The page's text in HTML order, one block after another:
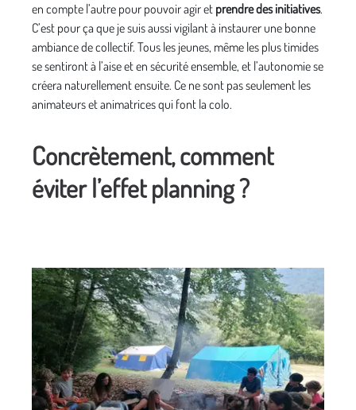
en compte l’autre pour pouvoir agir et prendre des initiatives.
C’est pour ça que je suis aussi vigilant à instaurer une bonne
ambiance de collectif. Tous les jeunes, même les plus timides
se sentiront à l’aise et en sécurité ensemble, et l’autonomie se
créera naturellement ensuite. Ce ne sont pas seulement les
animateurs et animatrices qui font la colo.
Concrètement, comment
éviter l’effet planning ?